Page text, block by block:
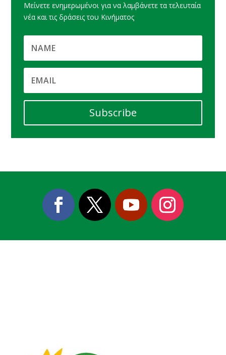
Μείνετε ενημερωμένοι για να λαμβάνετε τα τελευταία
νέα και τις δράσεις του Κινήματος
Subscribe